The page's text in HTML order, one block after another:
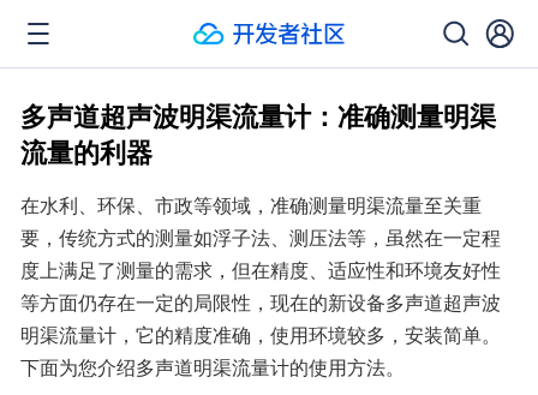
多声道超声波明渠流量计：准确测量明渠
流量的利器
在水利、环保、市政等领域，准确测量明渠流量至关重
要，传统方式的测量如浮子法、测压法等，虽然在一定程
度上满足了测量的需求，但在精度、适应性和环境友好性
等方面仍存在一定的局限性，现在的新设备多声道超声波
明渠流量计，它的精度准确，使用环境较多，安装简单。
下面为您介绍多声道明渠流量计的使用方法。